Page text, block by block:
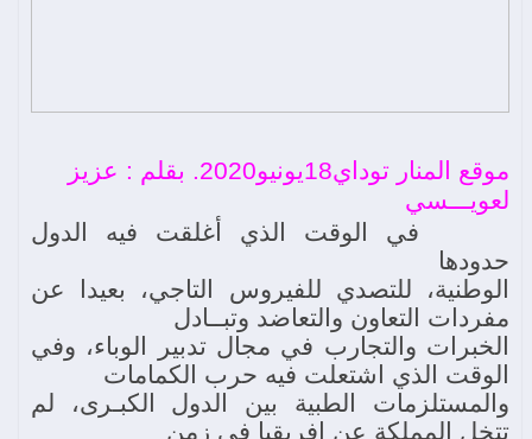
موقع المنار توداي18يونيو2020. بقلم : عزيز
لعويـــسي
في الوقت الذي أغلقت فيه الدول
حدودها
الوطنية، للتصدي للفيروس التاجي، بعيدا عن
مفردات التعاون والتعاضد وتبــادل
الخبرات والتجارب في مجال تدبير الوباء، وفي
الوقت الذي اشتعلت فيه حرب الكمامات
والمستلزمات الطبية بين الدول الكبـرى، لم
تتخل المملكة عن إفريقيا في زمن